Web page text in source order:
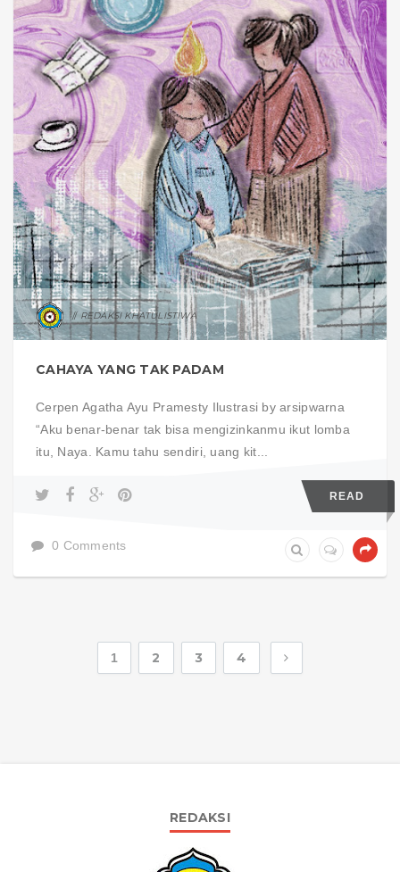
REDAKSI KHATULISTIWA
CAHAYA YANG TAK PADAM
Cerpen Agatha Ayu Pramesty Ilustrasi by arsipwarna
“Aku benar-benar tak bisa mengizinkanmu ikut lomba
itu, Naya. Kamu tahu sendiri, uang kit...
READ
0 Comments
1 2 3 4
REDAKSI